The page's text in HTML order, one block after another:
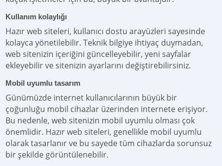
Kullanım kolaylığı
Hazır web siteleri, kullanıcı dostu arayüzleri sayesinde
kolayca yönetilebilir. Teknik bilgiye ihtiyaç duymadan,
web sitenizin içeriğini güncelleyebilir, yeni sayfalar
ekleyebilir ve sitenizin ayarlarını değiştirebilirsiniz.
Mobil uyumlu tasarım
Günümüzde internet kullanıcılarının büyük bir
çoğunluğu mobil cihazlar üzerinden internete erişiyor.
Bu nedenle, web sitenizin mobil uyumlu olması çok
önemlidir. Hazır web siteleri, genellikle mobil uyumlu
olarak tasarlanır ve bu sayede tüm cihazlarda sorunsuz
bir şekilde görüntülenebilir.